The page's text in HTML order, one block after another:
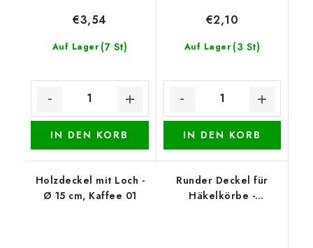
Auf Lager (7 St)
€3,54
IN DEN KORB
Auf Lager (3 St)
€2,10
IN DEN KORB
Holzdeckel mit Loch -
Ø 15 cm, Kaffee 01
Runder Deckel für
Häkelkörbe -